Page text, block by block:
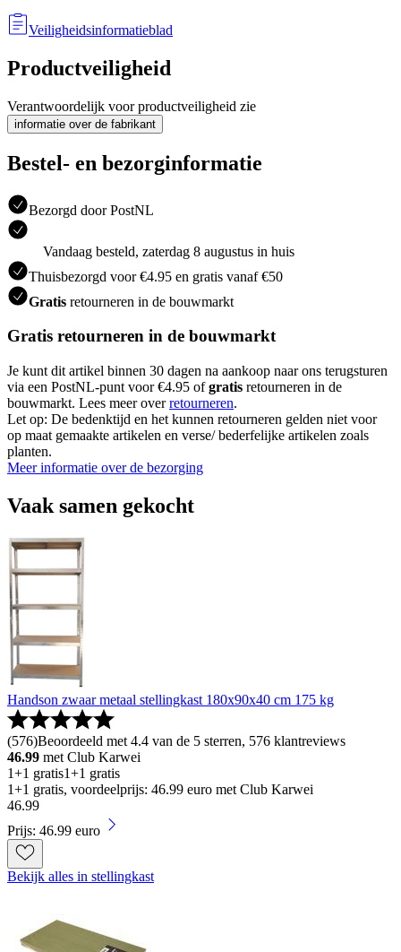
Veiligheidsinformatieblad
Productveiligheid
Verantwoordelijk voor productveiligheid zie
informatie over de fabrikant
Bestel- en bezorginformatie
Bezorgd door PostNL
Vandaag besteld, zaterdag 8 augustus in huis
Thuisbezorgd voor €4.95 en gratis vanaf €50
Gratis retourneren in de bouwmarkt
Gratis retourneren in de bouwmarkt
Je kunt dit artikel binnen 30 dagen na aankoop naar ons terugsturen
via een PostNL-punt voor €4.95 ofgratis retourneren in de
bouwmarkt. Lees meer overretourneren.
Let op: De bedenktijd en het kunnen retourneren gelden niet voor
op maat gemaakte artikelen en verse/ bederfelijke artikelen zoals
planten.
Meer informatie over de bezorging
Vaak samen gekocht
Handson zwaar metaal stellingkast 180x90x40 cm 175 kg
(576)Beoordeeld met 4.4 van de 5 sterren, 576 klantreviews
46.99 met Club Karwei
1+1 gratis1+1 gratis
1+1 gratis, voordeelprijs: 46.99 euro met Club Karwei
46.99
Prijs: 46.99 euro
Bekijk alles in stellingkast